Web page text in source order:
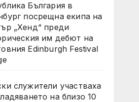
България в
посрещна екипа на
„Хенд“ преди
им дебют на
Edinburgh Festival
служители участваха
на близо 10